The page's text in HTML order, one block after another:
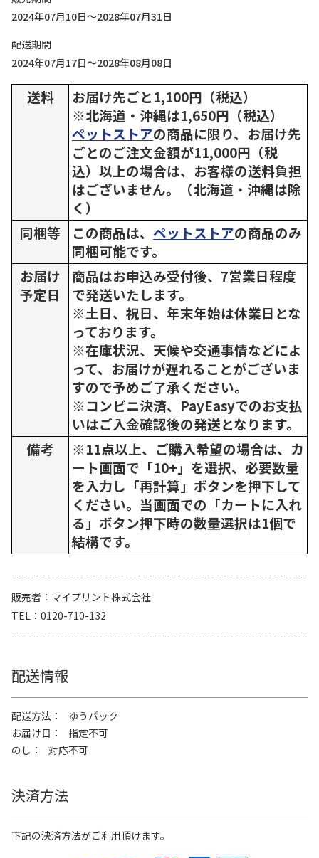
2024年07月10日～2028年07月31日
配送期間
2024年07月17日～2028年08月08日
送料
お届け先ごと1,100円（税込）
※北海道・沖縄は1,650円（税込）
ペットストアの商品に限り、お届け先
ごとのご注文金額が11,000円（税
込）以上の場合は、お客様の送料負担
はございません。（北海道・沖縄は除
く）
同梱等
この商品は、 ペットストアの商品のみ
同梱可能です。
お届け
予定日
商品はお申込み受付後、7営業日程度
で発送いたします。
※土日、祝日、年末年始は休業日とな
っております。
※在庫状況、天候や交通事情などによ
って、お届けが遅れることがございま
すので予めご了承ください。
※コンビニ決済、PayEasyでのお支払
いはご入金確認後の発送となります。
備考
※11点以上、ご購入希望の場合は、カ
ート画面で「10+」を選択、必要数量
を入力し「再計算」ボタンを押下して
ください。当画面での「カートに入れ
る」ボタン押下時の数量選択は1個で
結構です。
販売者
マイプリント株式会社
TEL
0120-710-132
配送情報
配送方法
ゆうパック
お届け日
指定不可
のし
対応不可
決済方法
下記の決済方法がご利用頂けます。